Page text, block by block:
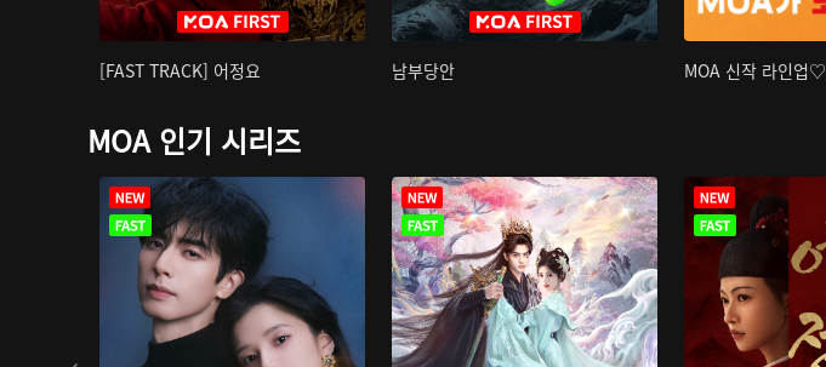
[FAST TRACK] 어정요 남부당안 MOA 신작 라인업♡
MOA 인기 시리즈